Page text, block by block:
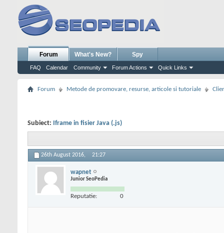
Forum
FAQ Calendar Community Forum Actions Quick Links
What's New? Spy
Forum Metode de promovare, resurse, articole si tutoriale
Subiect: Iframe in fisier Java (.js)
26th August 2016, 21:27
wapnet
Junior SeoPedia
Reputatie: 0